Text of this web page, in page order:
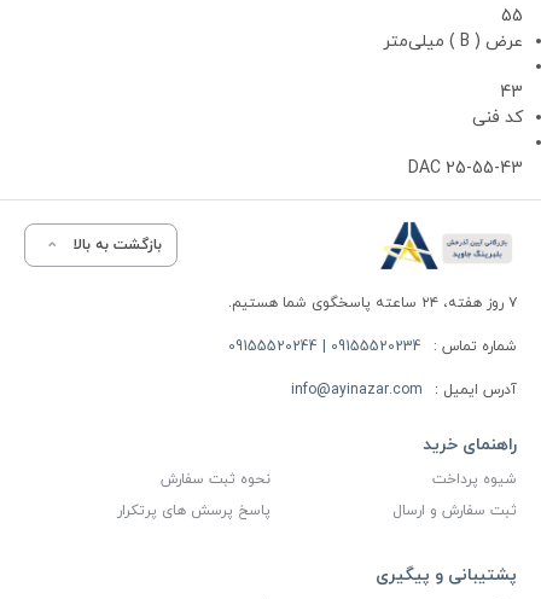
55
عرض ( B ) میلی‌متر
43
کد فنی
DAC 25-55-43
بازگشت به بالا
۷ روز هفته، ۲۴ ساعته پاسخگوی شما هستیم.
شماره تماس : 09155520234 | 09155520244
آدرس ایمیل : info@ayinazar.com
راهنمای خرید
شیوه پرداخت
نحوه ثبت سفارش
ثبت سفارش و ارسال
پاسخ پرسش های پرتکرار
پشتیبانی و پیگیری